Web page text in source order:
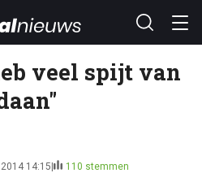
veel spijt van
14:15 110 stemmen